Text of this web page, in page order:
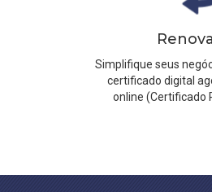
Simplifique seus
certificado digital
online (Certificado